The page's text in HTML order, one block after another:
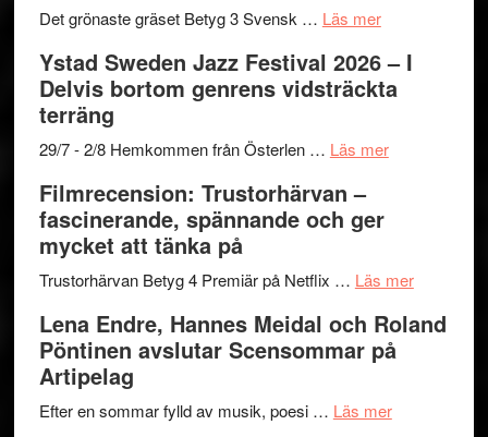
Frankenshtey
med
Fox
och
Scully
åretsFilmstadens
stipendium
Det grönaste gräset Betyg 3 Svensk … Läs merom
Det
grönaste
–
och
lättsam
Ystad Sweden Jazz Festival 2026 – I
Delvis bortom genrens vidsträckta
terräng
29/7 - 2/8 Hemkommen från Österlen … Läs merom
2026
I
Delvis
genrens
Filmrecension: Trustorhärvan –
fascinerande, spännande och ger
mycket att tänka på
Trustorhärvan Betyg 4 Premiär på Netflix … Läs merom
Lena Endre, Hannes Meidal och Roland
Pöntinen avslutar Scensommar på
Artipelag
Efter en sommar fylld av musik, poesi … Läs merom